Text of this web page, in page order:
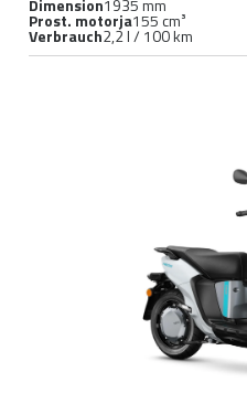
Dimension1935 mm
Prost. motorja155 cm³
Verbrauch2,2 l / 100 km